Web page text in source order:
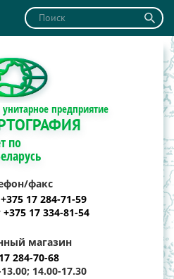
предприятие
по
факс
17 284-71-59
17 334-81-54
магазин
284-70-68
14.00-17.30